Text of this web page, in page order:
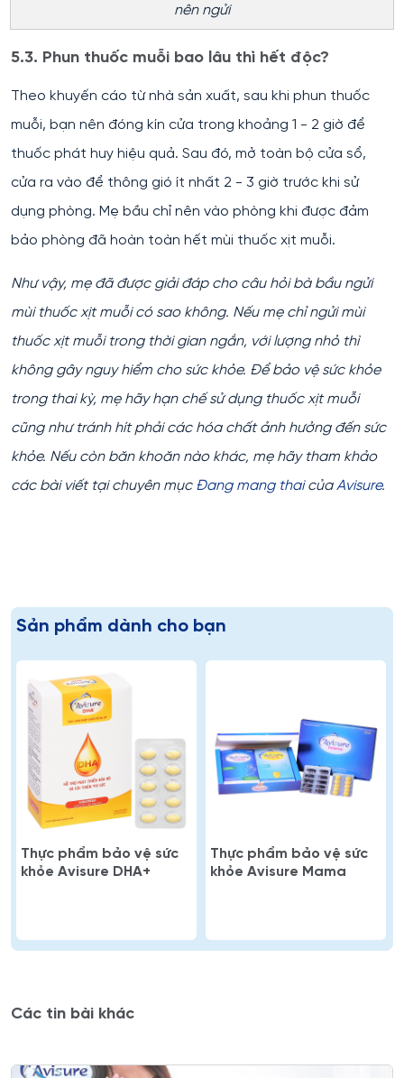
nên ngửi
5.3. Phun thuốc muỗi bao lâu thì hết độc?
Theo khuyến cáo từ nhà sản xuất, sau khi phun thuốc
muỗi, bạn nên đóng kín cửa trong khoảng 1 - 2 giờ để
thuốc phát huy hiệu quả. Sau đó, mở toàn bộ cửa sổ,
cửa ra vào để thông gió ít nhất 2 - 3 giờ trước khi sử
dụng phòng. Mẹ bầu chỉ nên vào phòng khi được đảm
bảo phòng đã hoàn toàn hết mùi thuốc xịt muỗi.
Như vậy, mẹ đã được giải đáp cho câu hỏi bà bầu ngửi
mùi thuốc xịt muỗi có sao không. Nếu mẹ chỉ ngửi mùi
thuốc xịt muỗi trong thời gian ngắn, với lượng nhỏ thì
không gây nguy hiểm cho sức khỏe. Để bảo vệ sức khỏe
trong thai kỳ, mẹ hãy hạn chế sử dụng thuốc xịt muỗi
cũng như tránh hít phải các hóa chất ảnh hưởng đến sức
khỏe. Nếu còn băn khoăn nào khác, mẹ hãy tham khảo
các bài viết tại chuyên mục Đang mang thaicủaAvisure.
Sản phẩm dành cho bạn
Thực phẩm bảo vệ sức
khỏe Avisure DHA+
Thực phẩm bảo vệ sức
khỏe Avisure Mama
Các tin bài khác